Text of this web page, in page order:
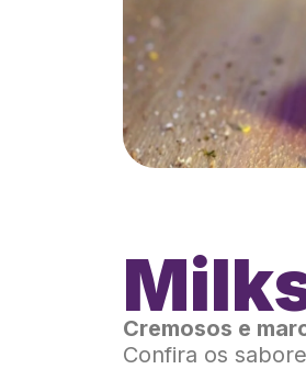
Cremosos e
Confira os